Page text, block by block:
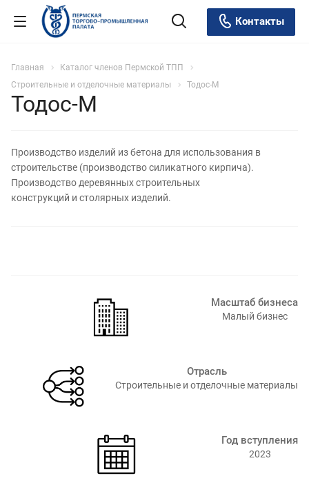
Контакты
Главная
Каталог членов Пермской ТПП
Строительные и отделочные материалы
Тодос-М
Тодос-М
Производство изделий из бетона для использования в
строительстве (производство силикатного кирпича).
Производство деревянных строительных
конструкций и столярных изделий.
Масштаб бизнеса
Малый бизнес
Отрасль
Строительные и отделочные материалы⁠
Год вступления
2023